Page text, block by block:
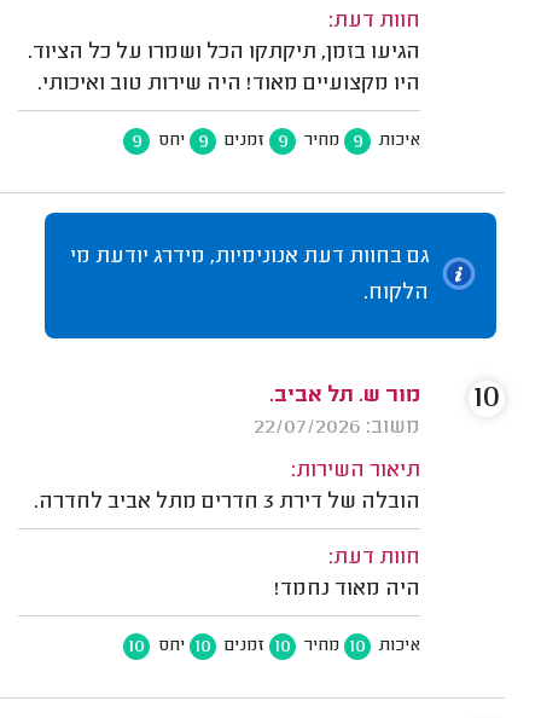
חוות דעת:
הגיעו בזמן, תיקתקו הכל ושמרו על כל הציוד.
היו מקצועיים מאוד! היה שירות טוב ואיכותי.
איכות 9 מחיר 9 זמנים 9 יחס 9
גם בחוות דעת אנונימיות, מידרג יודעת מי
הלקוח.
מור ש. תל אביב.
משוב: 22/07/2026
תיאור השירות:
הובלה של דירת 3 חדרים מתל אביב לחדרה.
חוות דעת:
היה מאוד נחמד!
איכות 10 מחיר 10 זמנים 10 יחס 10
10